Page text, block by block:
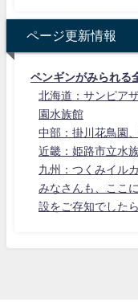
ページ更新情報
ペンギンがみられる
北海道：サンピア
園水族館
中部：掛川花鳥園
近畿：姫路市立水
九州：つくみイル
みなさんも、ここ
設をご存知でした